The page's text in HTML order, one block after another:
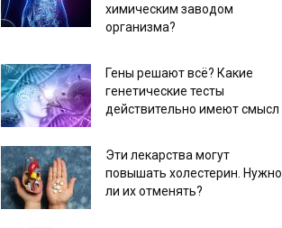
химическим заводом
организма?
Гены решают всё? Какие
генетические тесты
действительно имеют смысл
Эти лекарства могут
повышать холестерин. Нужно
ли их отменять?